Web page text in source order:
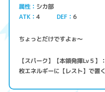
属性 シカ部
ATK 4 DEF 6
ちょっとだけですよぉ～
【スパーク】【本領発揮Lv５】
枚エネルギーに【レスト】で置く